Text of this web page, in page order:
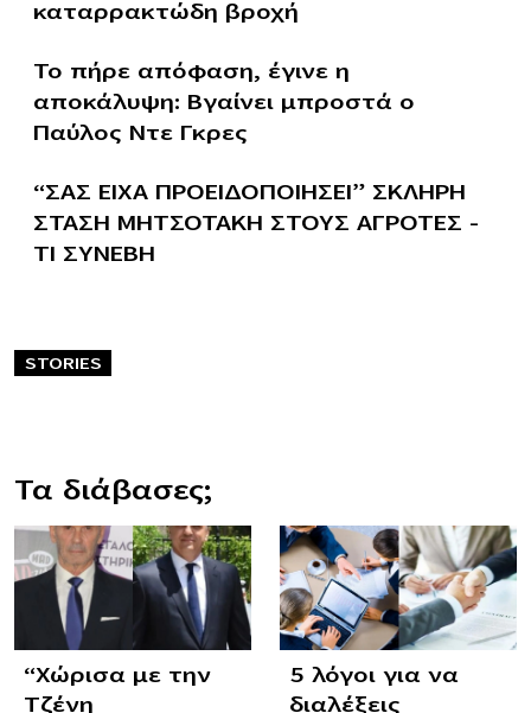
καταρρακτώδη βροχή
Το πήρε απόφαση, έγινε η
αποκάλυψη: Βγαίνει μπροστά ο
Παύλος Ντε Γκρες
“ΣΑΣ ΕΙΧΑ ΠΡΟΕΙΔΟΠΟΙΗΣΕΙ” ΣΚΛΗΡΗ
ΣΤΑΣΗ ΜΗΤΣΟΤΑΚΗ ΣΤΟΥΣ ΑΓΡΟΤΕΣ –
ΤΙ ΣΥΝΕΒΗ
STORIES
Τα διάβασες;
“Χώρισα με την
Τζένη
5 λόγοι για να
διαλέξεις